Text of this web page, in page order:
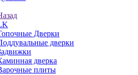
Дверки
дверки
дверка
плиты